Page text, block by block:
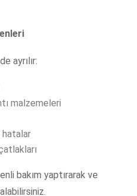
ayrılır:
malzemeleri
hatalar
bakım yaptırarak ve